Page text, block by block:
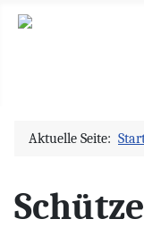
Aktuelle Seite: